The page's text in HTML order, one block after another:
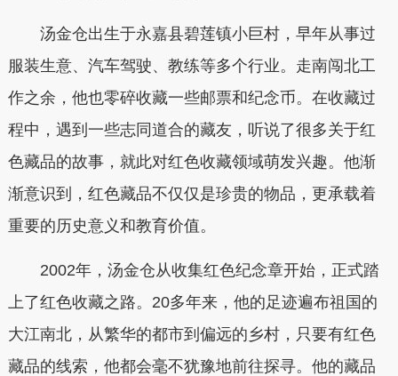
汤金仓出生于永嘉县碧莲镇小巨村，早年从事过
服装生意、汽车驾驶、教练等多个行业。走南闯北工
作之余，他也零碎收藏一些邮票和纪念币。在收藏过
程中，遇到一些志同道合的藏友，听说了很多关于红
色藏品的故事，就此对红色收藏领域萌发兴趣。他渐
渐意识到，红色藏品不仅仅是珍贵的物品，更承载着
重要的历史意义和教育价值。
2002年，汤金仓从收集红色纪念章开始，正式踏
上了红色收藏之路。20多年来，他的足迹遍布祖国的
大江南北，从繁华的都市到偏远的乡村，只要有红色
藏品的线索，他都会毫不犹豫地前往探寻。他的藏品